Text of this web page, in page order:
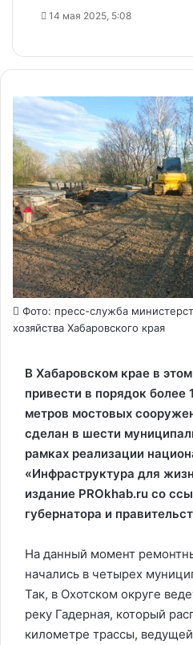
14 мая 2025, 5:08
Фото: пресс-служба
хозяйства Хабаровского края
В Хабаровском крае в
привести в порядок более
метров мостовых
сделан в шести
рамках реализации
«Инфраструктура для
издание PROkhab.ru со
губернатора и
На данный момент
начались в четырех
Так, в Охотском округе
реку Гадерная, который
километре трассы,